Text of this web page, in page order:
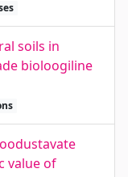
soils in
bioloogiline
value of